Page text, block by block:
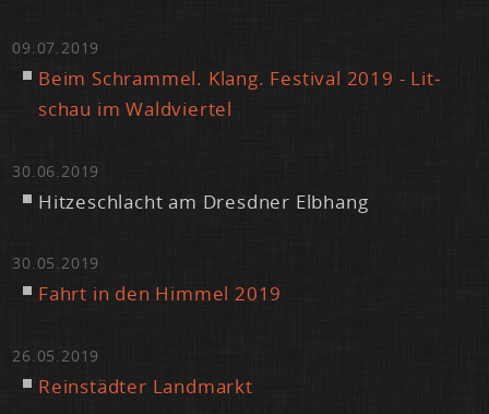
09.07.2019
Beim Schram­mel. Klang. Fes­ti­val 2019 - Lit­
schau im Wald­vier­tel
30.06.2019
Hit­ze­schlacht am Dresd­ner Elb­hang
30.05.2019
Fahrt in den Him­mel 2019
26.05.2019
Rein­städ­ter Land­markt